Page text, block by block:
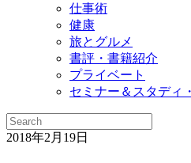
仕事術
健康
旅とグルメ
書評・書籍紹介
プライベート
セミナー＆スタディ
2018年2月19日